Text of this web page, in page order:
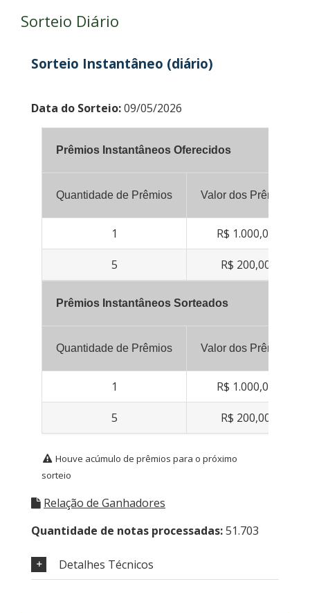
Sorteio Diário
Sorteio Instantâneo (diário)
Data do Sorteio:09/05/2026
Prêmios Instantâneos Oferecidos
Quantidade de Prêmios Valor dos Prêmios
1 R$ 1.000,00
5 R$ 200,00
Prêmios Instantâneos Sorteados
Quantidade de Prêmios Valor dos Prêmios
1 R$ 1.000,00
5 R$ 200,00
Houve acúmulo de prêmios para o próximo
sorteio
Relação de Ganhadores
Quantidade de notas processadas:51.703
Detalhes Técnicos